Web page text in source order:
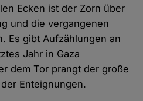
Ecken ist der Zorn über
und die vergangenen
Es gibt Aufzählungen an
Jahr in Gaza
dem Tor prangt der große
Enteignungen.